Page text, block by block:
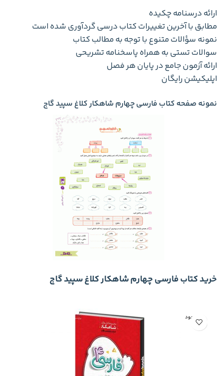
ارائه درسنامه چکیده
مطابق با آخرین تغییرات کتاب درسی گردآوری شده است
نمونه سؤالات متنوع با توجه به مطالب کتاب
سوالات تستی به همراه پاسخنامه تشریحی
ارائه‌ آزمون جامع در پایان هر فصل
اپلیکیشن رایگان
نمونه صفحه کتاب فارسی چهارم شاهکار کلاغ سپید گاج
خرید کتاب فارسی چهارم شاهکار کلاغ سپید گاج
ناموجود